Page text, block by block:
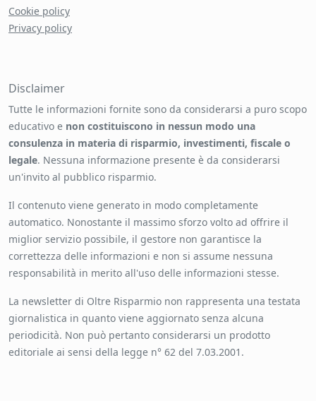
Cookie policy
Privacy policy
Disclaimer
Tutte le informazioni fornite sono da considerarsi a puro scopo
educativo e non costituiscono in nessun modo una
consulenza in materia di risparmio, investimenti, fiscale o
legale. Nessuna informazione presente è da considerarsi
un'invito al pubblico risparmio.
Il contenuto viene generato in modo completamente
automatico. Nonostante il massimo sforzo volto ad offrire il
miglior servizio possibile, il gestore non garantisce la
correttezza delle informazioni e non si assume nessuna
responsabilità in merito all'uso delle informazioni stesse.
La newsletter di Oltre Risparmio non rappresenta una testata
giornalistica in quanto viene aggiornato senza alcuna
periodicità. Non può pertanto considerarsi un prodotto
editoriale ai sensi della legge n° 62 del 7.03.2001.